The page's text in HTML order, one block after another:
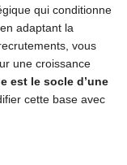
qui conditionne
adaptant la
vous
une croissance
est le socle d’une
cette base avec